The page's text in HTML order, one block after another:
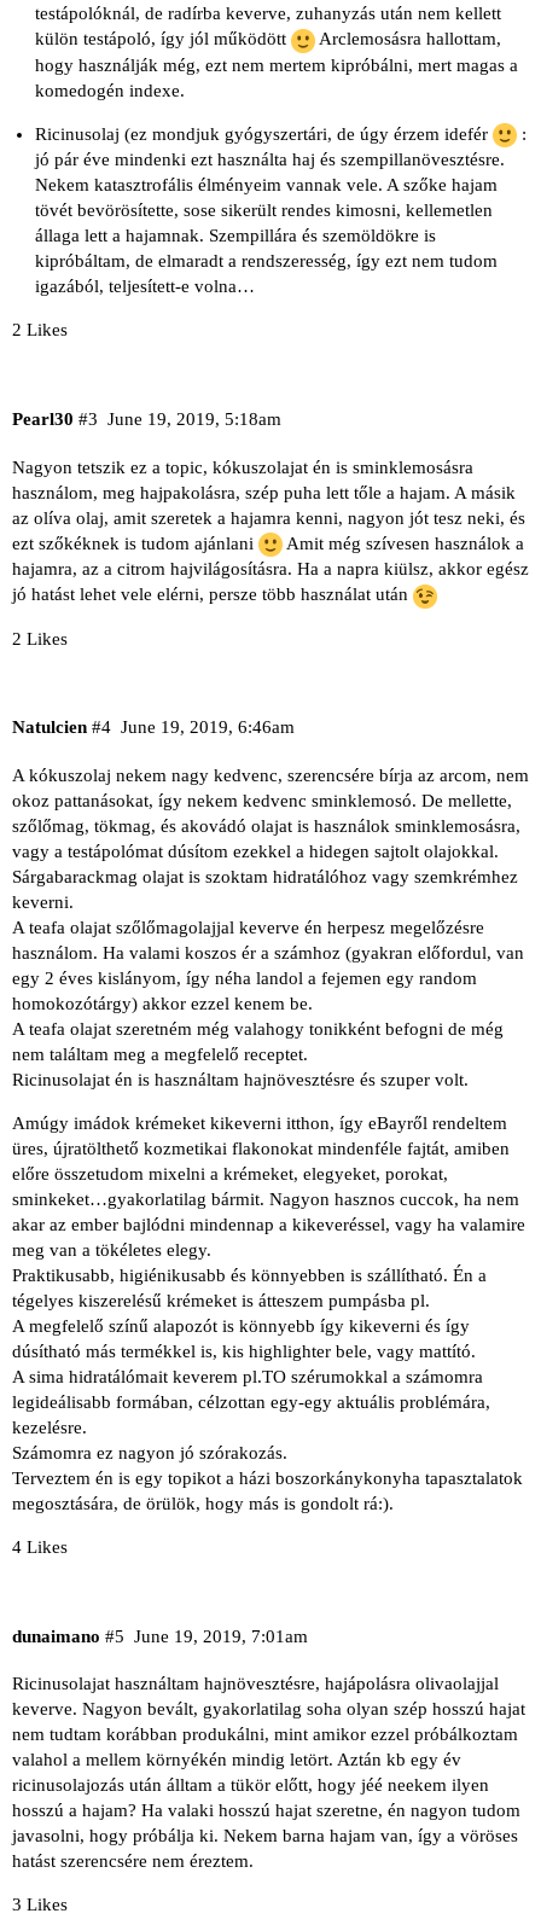
testápolóknál, de radírba keverve, zuhanyzás után nem kellett
külön testápoló, így jól működött
Arclemosásra hallottam,
hogy használják még, ezt nem mertem kipróbálni, mert magas a
komedogén indexe.
Ricinusolaj (ez mondjuk gyógyszertári, de úgy érzem idefér
:
jó pár éve mindenki ezt használta haj és szempillanövesztésre.
Nekem katasztrofális élményeim vannak vele. A szőke hajam
tövét bevörösítette, sose sikerült rendes kimosni, kellemetlen
állaga lett a hajamnak. Szempillára és szemöldökre is
kipróbáltam, de elmaradt a rendszeresség, így ezt nem tudom
igazából, teljesített-e volna…
2 Likes
Pearl30 June 19, 2019, 5:18am
#3
Nagyon tetszik ez a topic, kókuszolajat én is sminklemosásra
használom, meg hajpakolásra, szép puha lett tőle a hajam. A másik
az olíva olaj, amit szeretek a hajamra kenni, nagyon jót tesz neki, és
ezt szőkéknek is tudom ajánlani
Amit még szívesen használok a
hajamra, az a citrom hajvilágosításra. Ha a napra kiülsz, akkor egész
jó hatást lehet vele elérni, persze több használat után
2 Likes
Natulcien June 19, 2019, 6:46am
#4
A kókuszolaj nekem nagy kedvenc, szerencsére bírja az arcom, nem
okoz pattanásokat, így nekem kedvenc sminklemosó. De mellette,
szőlőmag, tökmag, és akovádó olajat is használok sminklemosásra,
vagy a testápolómat dúsítom ezekkel a hidegen sajtolt olajokkal.
Sárgabarackmag olajat is szoktam hidratálóhoz vagy szemkrémhez
keverni.
A teafa olajat szőlőmagolajjal keverve én herpesz megelőzésre
használom. Ha valami koszos ér a számhoz (gyakran előfordul, van
egy 2 éves kislányom, így néha landol a fejemen egy random
homokozótárgy) akkor ezzel kenem be.
A teafa olajat szeretném még valahogy tonikként befogni de még
nem találtam meg a megfelelő receptet.
Ricinusolajat én is használtam hajnövesztésre és szuper volt.
Amúgy imádok krémeket kikeverni itthon, így eBayről rendeltem
üres, újratölthető kozmetikai flakonokat mindenféle fajtát, amiben
előre összetudom mixelni a krémeket, elegyeket, porokat,
sminkeket…gyakorlatilag bármit. Nagyon hasznos cuccok, ha nem
akar az ember bajlódni mindennap a kikeveréssel, vagy ha valamire
meg van a tökéletes elegy.
Praktikusabb, higiénikusabb és könnyebben is szállítható. Én a
tégelyes kiszerelésű krémeket is átteszem pumpásba pl.
A megfelelő színű alapozót is könnyebb így kikeverni és így
dúsítható más termékkel is, kis highlighter bele, vagy mattító.
A sima hidratálómait keverem pl.TO szérumokkal a számomra
legideálisabb formában, célzottan egy-egy aktuális problémára,
kezelésre.
Számomra ez nagyon jó szórakozás.
Terveztem én is egy topikot a házi boszorkánykonyha tapasztalatok
megosztására, de örülök, hogy más is gondolt rá:).
4 Likes
dunaimano June 19, 2019, 7:01am
#5
Ricinusolajat használtam hajnövesztésre, hajápolásra olivaolajjal
keverve. Nagyon bevált, gyakorlatilag soha olyan szép hosszú hajat
nem tudtam korábban produkálni, mint amikor ezzel próbálkoztam
valahol a mellem környékén mindig letört. Aztán kb egy év
ricinusolajozás után álltam a tükör előtt, hogy jéé neekem ilyen
hosszú a hajam? Ha valaki hosszú hajat szeretne, én nagyon tudom
javasolni, hogy próbálja ki. Nekem barna hajam van, így a vöröses
hatást szerencsére nem éreztem.
3 Likes